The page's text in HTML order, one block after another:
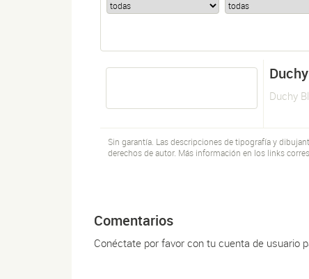
Duchy
Sin garantía. Las descripciones de tipografía y
derechos de autor. Más información en los links
Comentarios
Conéctate por favor con tu cuenta de usuario